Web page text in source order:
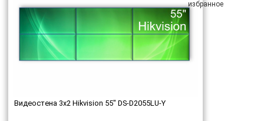
Видеостена 3x2 Hikvision 55" DS-D2055LU-Y